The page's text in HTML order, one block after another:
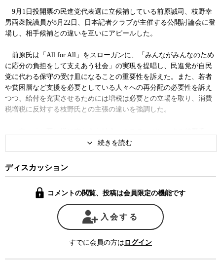
9月1日投開票の民進党代表選に立候補している前原誠司、枝野幸
男両衆院議員が8月22日、日本記者クラブが主催する公開討論会に登
場し、相手候補との違いを互いにアピールした。
前原氏は「All for All」をスローガンに、「みんながみんなのため
に応分の負担をして支えあう社会」の実現を提唱し、民進党が自民
党に代わる保守の受け皿になることの重要性を訴えた。また、若者
や貧困層など支援を必要としている人々への再分配の必要性を訴え
つつ、給付を充実させるためには増税は必要との立場を取り、消費
税増税に反対する枝野氏との主張の違いを強調した。
も、再分配の必要性を訴えたが、経済状況や国民の政治不信の下で
は消費増税ができる状態にないとして、政治には理想論やべき論で
はなく、現実的な対応が必要との立場を前面に押し出した。
また、共産党との選挙協力について枝野氏は、一致できる点があ
る政党とは協力を惜しまないと語ったのに対し、前原氏は、「政治
は理念と政策が命」と述べ、政策や理念が一致しない共産党との共
闘には否定的な考えを示した。
ディスカッション
コメントの閲覧、投稿は会員限定の機能です
入会する
すでに会員の方は ログイン